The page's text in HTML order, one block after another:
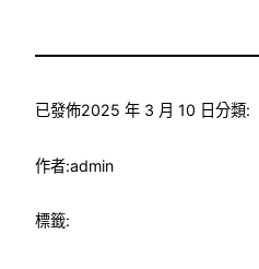
已發佈2025 年 3 月 10 日分類:
作者:admin
標籤: